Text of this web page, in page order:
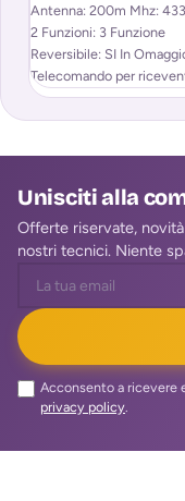
Antenna: 200m Mhz:
2 Funzioni: 3 Funzione
Reversibile: SI In
Telecomando per
Unisciti alla
Offerte riservate,
nostri tecnici. Niente
Acconsento a ricevere
privacy policy.